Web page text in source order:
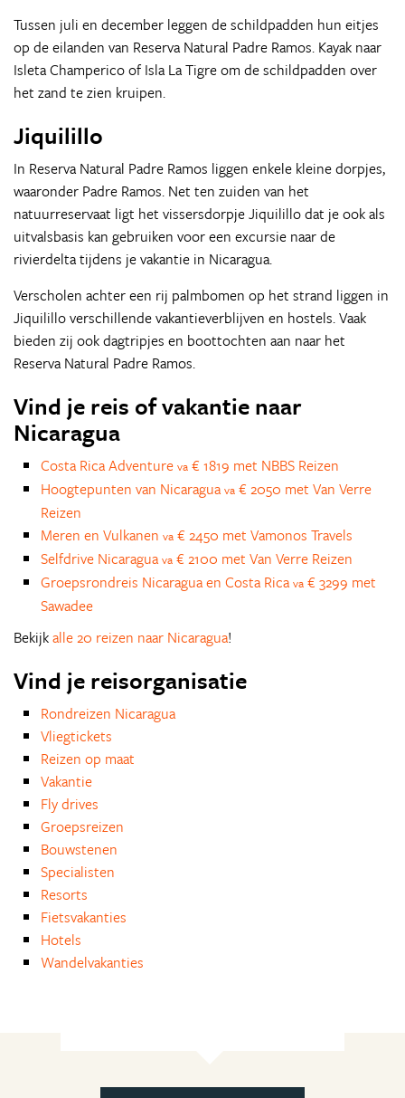
Tussen juli en december leggen de schildpadden hun eitjes
op de eilanden van Reserva Natural Padre Ramos. Kayak naar
Isleta Champerico of Isla La Tigre om de schildpadden over
het zand te zien kruipen.
Jiquilillo
In Reserva Natural Padre Ramos liggen enkele kleine dorpjes,
waaronder Padre Ramos. Net ten zuiden van het
natuurreservaat ligt het vissersdorpje Jiquilillo dat je ook als
uitvalsbasis kan gebruiken voor een excursie naar de
rivierdelta tijdens je vakantie in Nicaragua.
Verscholen achter een rij palmbomen op het strand liggen in
Jiquilillo verschillende vakantieverblijven en hostels. Vaak
bieden zij ook dagtripjes en boottochten aan naar het
Reserva Natural Padre Ramos.
Vind je reis of vakantie naar
Nicaragua
Costa Rica Adventure va € 1819 met NBBS Reizen
Hoogtepunten van Nicaragua va € 2050 met Van Verre
Reizen
Meren en Vulkanen va € 2450 met Vamonos Travels
Selfdrive Nicaragua va € 2100 met Van Verre Reizen
Groepsrondreis Nicaragua en Costa Rica va € 3299 met
Sawadee
Bekijkalle 20 reizen naar Nicaragua!
Vind je reisorganisatie
Rondreizen Nicaragua
Vliegtickets
Reizen op maat
Vakantie
Fly drives
Groepsreizen
Bouwstenen
Specialisten
Resorts
Fietsvakanties
Hotels
Wandelvakanties